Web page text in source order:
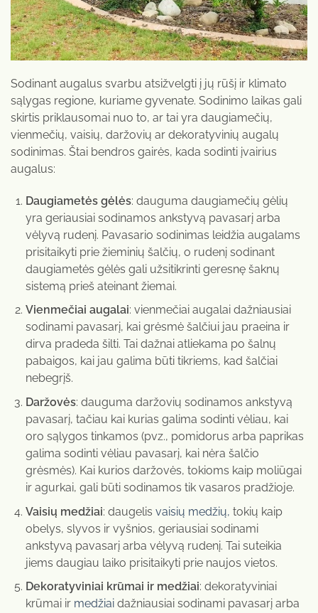
Sodinant augalus svarbu atsižvelgti į jų rūšį ir klimato
sąlygas regione, kuriame gyvenate. Sodinimo laikas gali
skirtis priklausomai nuo to, ar tai yra daugiamečių,
vienmečių, vaisių, daržovių ar dekoratyvinių augalų
sodinimas. Štai bendros gairės, kada sodinti įvairius
augalus:
Daugiametės gėlės: dauguma daugiamečių gėlių
yra geriausiai sodinamos ankstyvą pavasarį arba
vėlyvą rudenį. Pavasario sodinimas leidžia augalams
prisitaikyti prie žieminių šalčių, o rudenį sodinant
daugiametės gėlės gali užsitikrinti geresnę šaknų
sistemą prieš ateinant žiemai.
Vienmečiai augalai: vienmečiai augalai dažniausiai
sodinami pavasarį, kai grėsmė šalčiui jau praeina ir
dirva pradeda šilti. Tai dažnai atliekama po šalnų
pabaigos, kai jau galima būti tikriems, kad šalčiai
nebegrįš.
Daržovės: dauguma daržovių sodinamos ankstyvą
pavasarį, tačiau kai kurias galima sodinti vėliau, kai
oro sąlygos tinkamos (pvz., pomidorus arba paprikas
galima sodinti vėliau pavasarį, kai nėra šalčio
grėsmės). Kai kurios daržovės, tokioms kaip moliūgai
ir agurkai, gali būti sodinamos tik vasaros pradžioje.
Vaisių medžiai: daugelis vaisių medžių, tokių kaip
obelys, slyvos ir vyšnios, geriausiai sodinami
ankstyvą pavasarį arba vėlyvą rudenį. Tai suteikia
jiems daugiau laiko prisitaikyti prie naujos vietos.
Dekoratyviniai krūmai ir medžiai: dekoratyviniai
krūmai irmedžiaidažniausiai sodinami pavasarį arba